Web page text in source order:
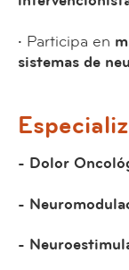
· Participa en
sistemas de
- Dolor
-
-